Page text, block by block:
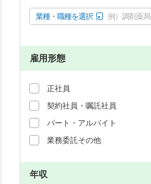
業種・職種を選択 例）調剤薬局
雇用形態
正社員
契約社員・嘱託社員
パート・アルバイト
業務委託その他
年収